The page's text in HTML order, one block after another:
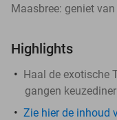
Maasbree: geniet
Highlights
Haal de exotische
gangen
Zie hier de inhoud